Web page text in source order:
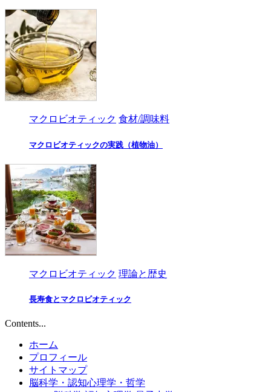
マクロビオティック 食材/調味料
マクロビオティックの実践（植物油）
マクロビオティック 理論と歴史
長寿食とマクロビオティック
Contents...
ホーム
プロフィール
サイトマップ
脳科学・認知心理学・哲学